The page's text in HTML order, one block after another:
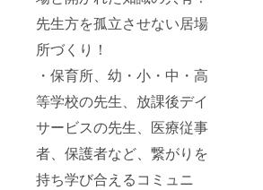
先生方を孤立させない居場
所づくり！
・保育所、幼・小・中・高
等学校の先生、放課後デイ
サービスの先生、医療従事
者、保護者など、繋がりを
持ち学び合えるコミュニ